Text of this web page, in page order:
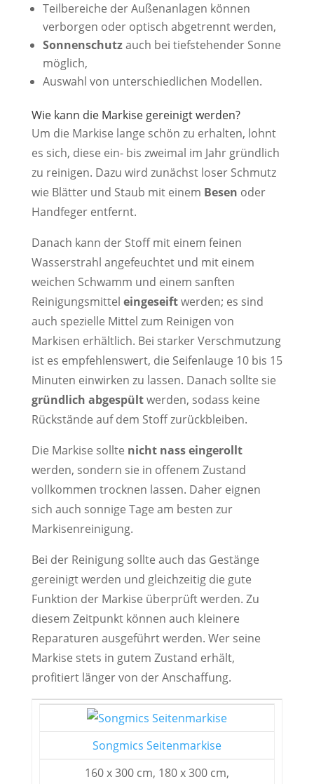
Teilbereiche der Außenanlagen können
verborgen oder optisch abgetrennt werden,
Sonnenschutzauch bei tiefstehender Sonne
möglich,
Auswahl von unterschiedlichen Modellen.
Wie kann die Markise gereinigt werden?
Um die Markise lange schön zu erhalten, lohnt
es sich, diese ein- bis zweimal im Jahr gründlich
zu reinigen. Dazu wird zunächst loser Schmutz
wie Blätter und Staub mit einem Besen oder
Handfeger entfernt.
Danach kann der Stoff mit einem feinen
Wasserstrahl angefeuchtet und mit einem
weichen Schwamm und einem sanften
Reinigungsmittel eingeseiftwerden; es sind
auch spezielle Mittel zum Reinigen von
Markisen erhältlich. Bei starker Verschmutzung
ist es empfehlenswert, die Seifenlauge 10 bis 15
Minuten einwirken zu lassen. Danach sollte sie
gründlich abgespültwerden, sodass keine
Rückstände auf dem Stoff zurückbleiben.
Die Markise sollte nicht nass eingerollt
werden, sondern sie in offenem Zustand
vollkommen trocknen lassen. Daher eignen
sich auch sonnige Tage am besten zur
Markisenreinigung.
Bei der Reinigung sollte auch das Gestänge
gereinigt werden und gleichzeitig die gute
Funktion der Markise überprüft werden. Zu
diesem Zeitpunkt können auch kleinere
Reparaturen ausgeführt werden. Wer seine
Markise stets in gutem Zustand erhält,
profitiert länger von der Anschaffung.
Songmics Seitenmarkise
160 x 300 cm, 180 x 300 cm,